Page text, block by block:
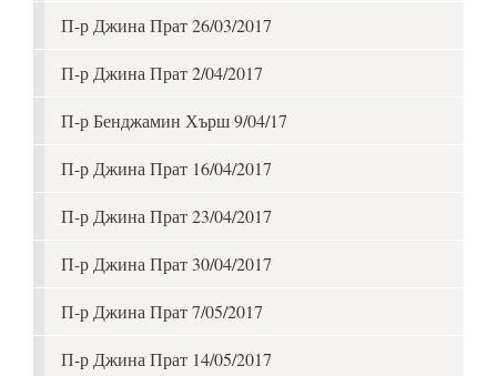
П-р Джина Прат 26/03/2017
П-р Джина Прат 2/04/2017
П-р Бенджамин Хърш 9/04/17
П-р Джина Прат 16/04/2017
П-р Джина Прат 23/04/2017
П-р Джина Прат 30/04/2017
П-р Джина Прат 7/05/2017
П-р Джина Прат 14/05/2017